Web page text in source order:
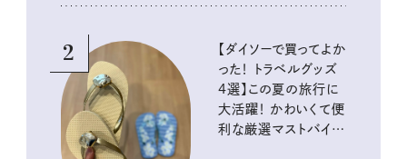
2
【ダイソーで買ってよか
った！ トラベルグッズ
4選】この夏の旅行に
大活躍！ かわいくて便
利な厳選マストバイア